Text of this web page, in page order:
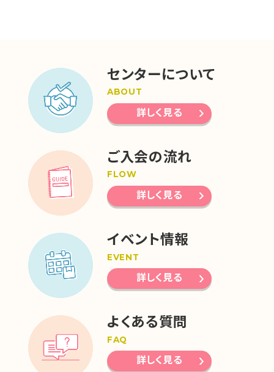
センターについて
ABOUT
詳しく見る
ご入会の流れ
FLOW
詳しく見る
イベント情報
EVENT
詳しく見る
よくある質問
FAQ
詳しく見る